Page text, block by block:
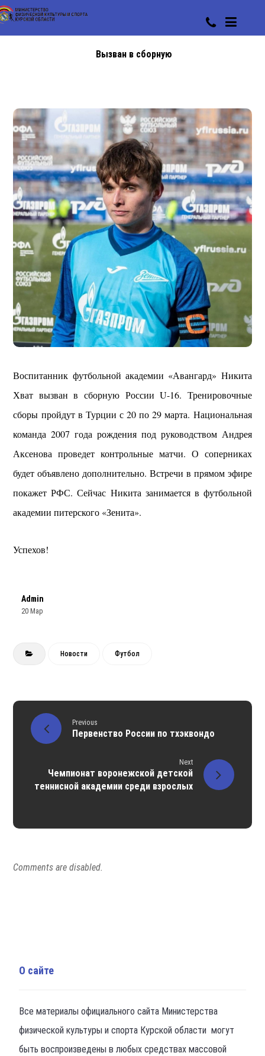
Вызван в сборную
Воспитанник футбольной академии «Авангард» Никита
Хват вызван в сборную России U-16. Тренировочные
сборы пройдут в Турции с 20 по 29 марта. Национальная
команда 2007 года рождения под руководством Андрея
Аксенова проведет контрольные матчи. О соперниках
будет объявлено дополнительно. Встречи в прямом эфире
покажет РФС. Сейчас Никита занимается в футбольной
академии питерского «Зенита».
Успехов!
Admin
20 Мар
Новости Футбол
Previous
Первенство России по тхэквондо
Next
Чемпионат воронежской детской
теннисной академии среди взрослых
Comments are disabled.
О сайте
Все материалы официального сайта Министерства
физической культуры и спорта Курской области могут
быть воспроизведены в любых средствах массовой